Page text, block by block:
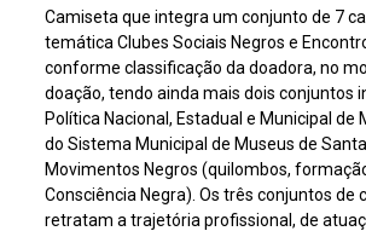
Camiseta que integra um conjunto de 7
temática Clubes Sociais Negros e
conforme classificação da doadora, no
doação, tendo ainda mais dois conjuntos
Política Nacional, Estadual e Municipal de
do Sistema Municipal de Museus de Santa
Movimentos Negros (quilombos,
Consciência Negra). Os três conjuntos de
retratam a trajetória profissional, de